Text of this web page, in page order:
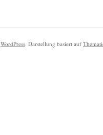
WordPress. Darstellung basiert auf